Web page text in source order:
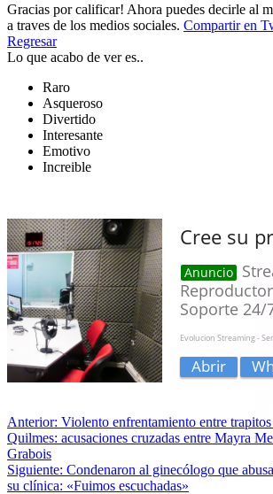
Gracias por calificar! Ahora puedes decirle al
a traves de los medios sociales. Compartir en
Regresar
Lo que acabo de ver es..
Raro
Asqueroso
Divertido
Interesante
Emotivo
Increible
Anterior: Violento enfrentamiento entre
Quilmes: acusaciones cruzadas entre Mayra
Grabois
Siguiente: Condenaron al ginecólogo que
su clínica: «Fuimos escuchadas»